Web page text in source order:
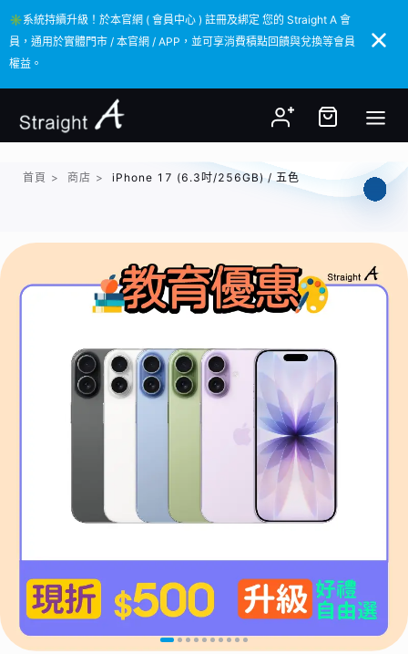
✳️系統持續升級！於本官網 ( 會員中心 ) 註冊及綁定 您的 Straight A 會
員，通用於實體門市 / 本官網 / APP，並可享消費積點回饋與兌換等會員
權益。
✳️系統持續升級！於本官網 ( 會員中心 ) 註冊及綁定 您的 Straight A 會
員，通用於實體門市 / 本官網 / APP，並可享消費積點回饋與兌換等會員
權益。
首頁 > 商店 > iPhone 17 (6.3吋/256GB) / 五色